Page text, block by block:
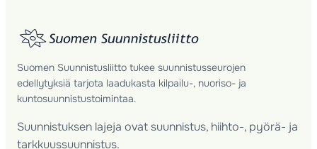
Suomen Suunnistusliitto tukee suunnistusseurojen
edellytyksiä tarjota laadukasta kilpailu-, nuoriso- ja
kuntosuunnistustoimintaa.
Suunnistuksen lajeja ovat suunnistus, hiihto-, pyörä- ja
tarkkuussuunnistus.